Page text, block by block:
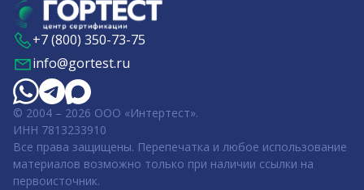
+7 (800) 350-73-75
info@gortest.ru
© 2004 – 2026 ООО «Интертест».
ИНН 7813233910
Все права защищены. Перепечатка и любое использование
материалов возможно только при наличии ссылки на
первоисточник.